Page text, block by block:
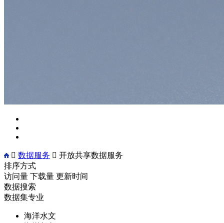
 数据服务  开放共享数据服务
排序方式
访问量 下载量 更新时间
数据搜索
数据集专业
海洋水文